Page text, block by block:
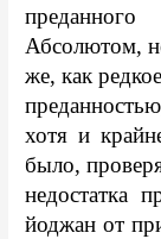
Абсолютом,
же, как
хотя и
было,
недостатка
йоджан от